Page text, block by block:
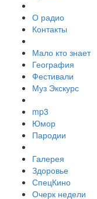
О радио
Контакты
Мало кто знает
География
Фестивали
Муз Экскурс
mp3
Юмор
Пародии
Галерея
Здоровье
СпецКино
Очерк недели